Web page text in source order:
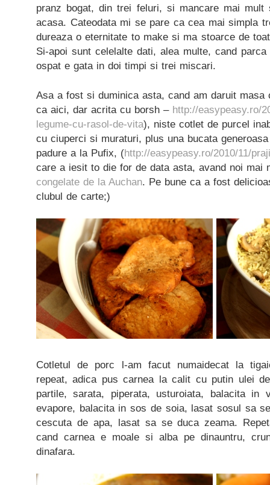
pranz bogat, din trei feluri, si mancare mai
acasa. Cateodata mi se pare ca cea mai simpla
dureaza o eternitate to make si ma stoarce de
Si-apoi sunt celelalte dati, alea multe, cand
ospat e gata in doi timpi si trei miscari.
Asa a fost si duminica asta, cand am daruit masa
ca aici, dar acrita cu borsh – http://easypeasy.ro/
legume-cu-rasol-de-vita), niste cotlet de purcel
cu ciuperci si muraturi, plus una bucata
padure a la Pufix, (http://easypeasy.ro/2010/11/
care a iesit to die for de data asta, avand noi mai
congelate de la Auchan. Pe bune ca a fost
clubul de carte;)
Cotletul de porc l-am facut numaidecat la
repeat, adica pus carnea la calit cu putin ulei
partile, sarata, piperata, usturoiata, balacita
evapore, balacita in sos de soia, lasat sosul sa
cescuta de apa, lasat sa se duca zeama.
cand carnea e moale si alba pe dinauntru,
dinafara.